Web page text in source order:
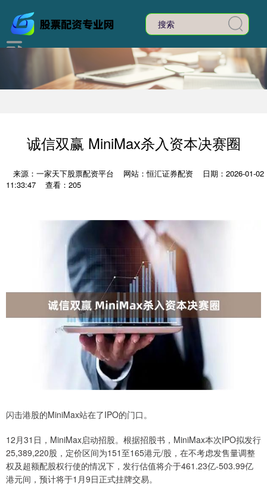
诚信双赢 MiniMax杀入资本决赛圈
来源：一家天下股票配资平台 网站：恒汇证券配资
日期：2026-01-02
11:33:47
查看：205
闪击港股的MiniMax站在了IPO的门口。
12月31日，MiniMax启动招股。根据招股书，MiniMax本次IPO拟发行
25,389,220股，定价区间为151至165港元/股，在不考虑发售量调整
权及超额配股权行使的情况下，发行估值将介于461.23亿-503.99亿
港元间，预计将于1月9日正式挂牌交易。